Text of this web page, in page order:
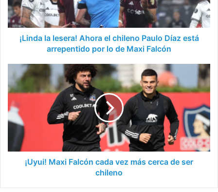
Paulo
Díaz
está
arrepentido
Maxi
Falcón
¡Linda la lesera! Ahora el chileno Paulo Díaz está
arrepentido por lo de Maxi Falcón
¡Uyui!
Maxi
Falcón
vez
más
cerca
ser
chileno¡Uyui! Maxi Falcón cada vez más cerca de ser
chileno